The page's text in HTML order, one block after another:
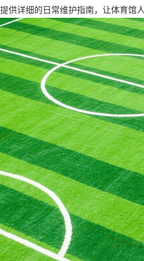
供详细的日常维护指南，让体育馆